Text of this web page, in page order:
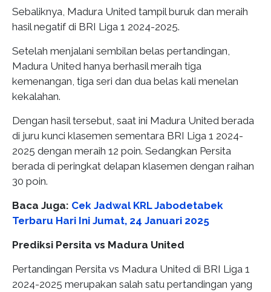
Sebaliknya, Madura United tampil buruk dan meraih
hasil negatif di BRI Liga 1 2024-2025.
Setelah menjalani sembilan belas pertandingan,
Madura United hanya berhasil meraih tiga
kemenangan, tiga seri dan dua belas kali menelan
kekalahan.
Dengan hasil tersebut, saat ini Madura United berada
di juru kunci klasemen sementara BRI Liga 1 2024-
2025 dengan meraih 12 poin. Sedangkan Persita
berada di peringkat delapan klasemen dengan raihan
30 poin.
Baca Juga: Cek Jadwal KRL Jabodetabek
Terbaru Hari Ini Jumat, 24 Januari 2025
Prediksi Persita vs Madura United
Pertandingan Persita vs Madura United di BRI Liga 1
2024-2025 merupakan salah satu pertandingan yang